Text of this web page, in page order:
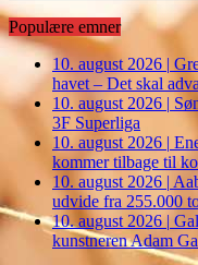
Populære emner
10. august 2026 |
havet – Det skal
10. august 2026 |
3F Superliga
10. august 2026 |
kommer tilbage til
10. august 2026 |
udvide fra 255.000
10. august 2026 |
kunstneren Adam